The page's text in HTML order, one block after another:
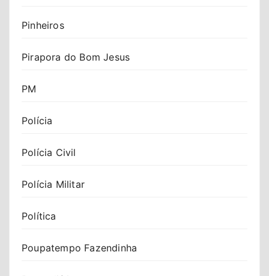
Pinheiros
Pirapora do Bom Jesus
PM
Polícia
Polícia Civil
Polícia Militar
Política
Poupatempo Fazendinha